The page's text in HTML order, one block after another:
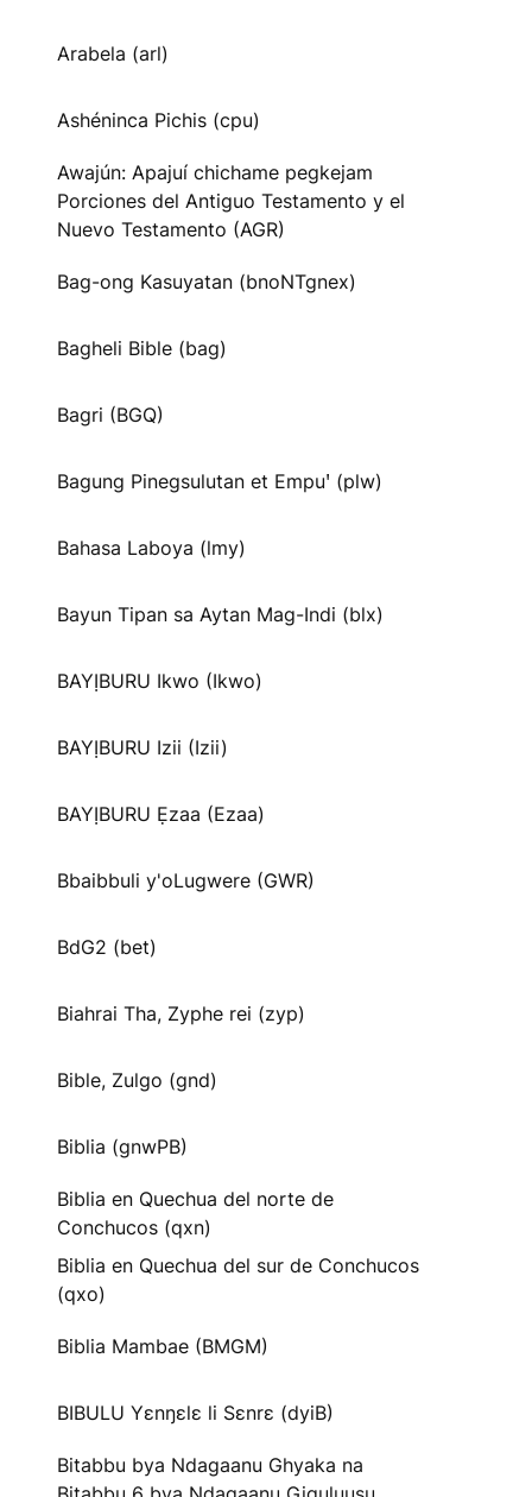
Arabela (arl)
Ashéninca Pichis (cpu)
Awajún: Apajuí chichame pegkejam
Porciones del Antiguo Testamento y el
Nuevo Testamento (AGR)
Bag-ong Kasuyatan (bnoNTgnex)
Bagheli Bible (bag)
Bagri (BGQ)
Bagung Pinegsulutan et Empuꞌ (plw)
Bahasa Laboya (lmy)
Bayun Tipan sa Aytan Mag-Indi (blx)
BAYỊBURU Ikwo (Ikwo)
BAYỊBURU Izii (Izii)
BAYỊBURU Ẹzaa (Ezaa)
Bbaibbuli y'oLugwere (GWR)
BdG2 (bet)
Biahrai Tha, Zyphe rei (zyp)
Bible, Zulgo (gnd)
Biblia (gnwPB)
Biblia en Quechua del norte de
Conchucos (qxn)
Biblia en Quechua del sur de Conchucos
(qxo)
Biblia Mambae (BMGM)
BIBULU Yɛnŋɛlɛ li Sɛnrɛ (dyiB)
Bitabbu bya Ndagaanu Ghyaka na